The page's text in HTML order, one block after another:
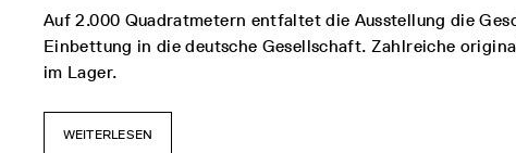
Auf 2.000 Quadratmetern entfaltet die Ausstellung die
Einbettung in die deutsche Gesellschaft. Zahlreiche
im Lager.
WEITERLESEN